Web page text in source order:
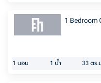
1 Bedroom
1 นอน 1 น้ำ 33 ตร.